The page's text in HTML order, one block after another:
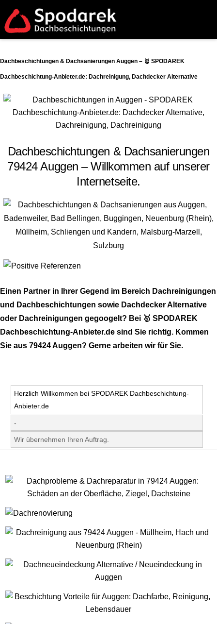
Dachbeschichtungen & Dachsanierungen Auggen – 🥇 SPODAREK
Dachbeschichtung-Anbieter.de: Dachreinigung, Dachdecker Alternative
Dachbeschichtungen & Dachsanierungen
79424 Auggen – Willkommen auf unserer
Internetseite.
Einen Partner in Ihrer Gegend im Bereich Dachreinigungen
und Dachbeschichtungen sowie Dachdecker Alternative
oder Dachreinigungen gegoogelt? Bei 🥇 SPODAREK
Dachbeschichtung-Anbieter.de sind Sie richtig. Kommen
Sie aus 79424 Auggen? Gerne arbeiten wir für Sie.
Herzlich Willkommen bei SPODAREK Dachbeschichtung-
Anbieter.de
-
Wir übernehmen Ihren Auftrag.